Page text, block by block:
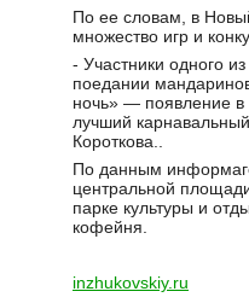
По ее словам, в
множество игр и
- Участники одного
поедании
ночь» — появление в
лучший
Короткова..
По данным
центральной
парке культуры и
кофейня.
inzhukovskiy.ru